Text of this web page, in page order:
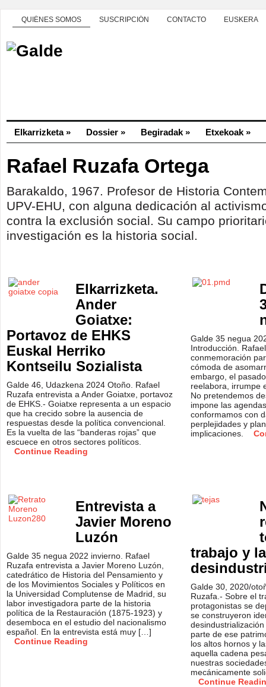
QUIÉNES SOMOS SUSCRIPCIÓN CONTACTO EUSKERA
Elkarrizketa» Dossier » Begiradak » Etxekoak »
Rafael Ruzafa Ortega
Barakaldo, 1967. Profesor de Historia
UPV-EHU, con alguna dedicación al
contra la exclusión social. Su campo
investigación es la historia social.
Elkarrizketa.
Ander
Goiatxe:
Portavoz de EHKS
Euskal Herriko
Kontseilu Sozialista
Galde 46, Udazkena 2024 Otoño. Rafael
Ruzafa entrevista a Ander Goiatxe, portavoz
de EHKS.- Goiatxe representa a un espacio
que ha crecido sobre la ausencia de
respuestas desde la política convencional.
Es la vuelta de las “banderas rojas” que
escuece en otros sectores políticos.
Continue Reading
Galde 35 negua
Introducción.
conmemoración
cómoda de
embargo, el
reelabora, irrumpe
No pretendemos
impone las
conformamos con
perplejidades y
implicaciones.
Entrevista a
Javier Moreno
Luzón
Galde 35 negua 2022 invierno. Rafael
Ruzafa entrevista a Javier Moreno Luzón,
catedrático de Historia del Pensamiento y
de los Movimientos Sociales y Políticos en
la Universidad Complutense de Madrid, su
labor investigadora parte de la historia
política de la Restauración (1875-1923) y
desemboca en el estudio del nacionalismo
español. En la entrevista está muy […]
Continue Reading
trabajo y la
Galde 30, 2020/
Ruzafa.- Sobre el
protagonistas se
se construyeron
parte de ese
los altos hornos y
aquella cadena
nuestras
mecánicamente
Continue